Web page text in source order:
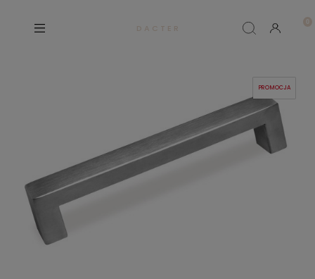
D A C T E R
PROMOCJA